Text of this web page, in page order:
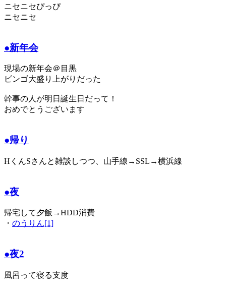
ニセニセぴっぴ
ニセニセ
●新年会
現場の新年会＠目黒
ビンゴ大盛り上がりだった
幹事の人が明日誕生日だって！
おめでとうございます
●帰り
HくんSさんと雑談しつつ、山手線→SSL→横浜線
●夜
帰宅して夕飯→HDD消費
・ のうりん[1]
●夜2
風呂って寝る支度